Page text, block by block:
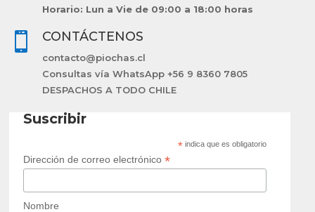
Horario: Lun a Vie de 09:00 a 18:00 horas
 CONTÁCTENOS
contacto@piochas.cl
Consultas vía WhatsApp +56 9 8360 7805
DESPACHOS A TODO CHILE
Suscribir
* indica que es obligatorio
Dirección de correo electrónico*
Nombre